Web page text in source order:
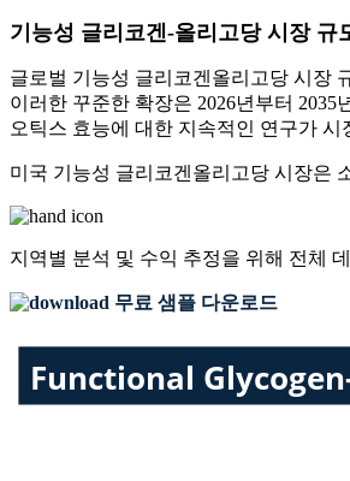
기능성 글리코겐-올리고당 시장 규
글로벌 기능성 글리코겐올리고당 시장
이러한 꾸준한 확장은 2026년부터
오틱스 효능에 대한 지속적인 연구가
미국 기능성 글리코겐올리고당 시장은
지역별 분석 및 수익 추정을 위해 전체
무료 샘플 다운로드